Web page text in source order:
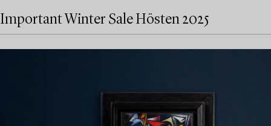
Important Winter Sale Hösten 2025